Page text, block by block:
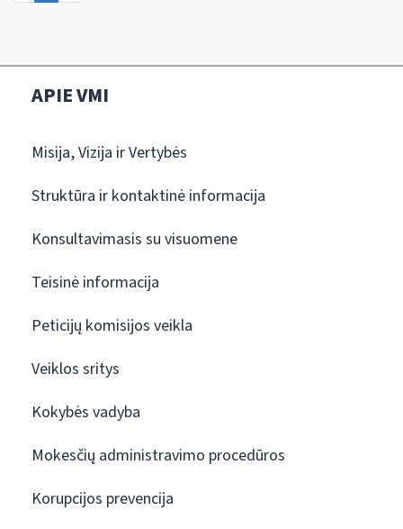
APIE VMI
Misija, Vizija ir Vertybės
Struktūra ir kontaktinė informacija
Konsultavimasis su visuomene
Teisinė informacija
Peticijų komisijos veikla
Veiklos sritys
Kokybės vadyba
Mokesčių administravimo procedūros
Korupcijos prevencija